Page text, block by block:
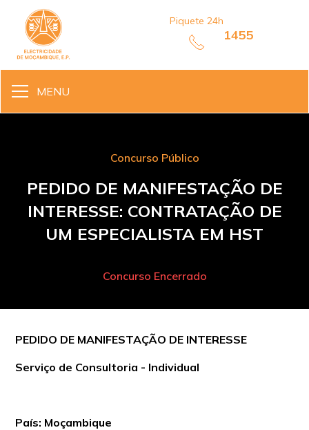
Piquete 24h
1455
MENU
Concurso Público
PEDIDO DE MANIFESTAÇÃO DE
INTERESSE: CONTRATAÇÃO DE
UM ESPECIALISTA EM HST
Concurso Encerrado
PEDIDO DE MANIFESTAÇÃO DE INTERESSE
Serviço de Consultoria - Individual
País: Moçambique